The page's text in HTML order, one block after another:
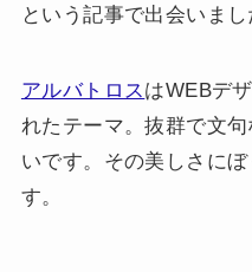
という記事で出会いまし
アルバトロス はWEBデ
れたテーマ。抜群で文
いです。その美しさに
す。